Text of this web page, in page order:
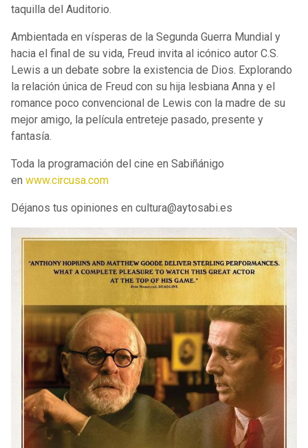
taquilla del Auditorio.
Ambientada en vísperas de la Segunda Guerra Mundial y
hacia el final de su vida, Freud invita al icónico autor C.S.
Lewis a un debate sobre la existencia de Dios. Explorando
la relación única de Freud con su hija lesbiana Anna y el
romance poco convencional de Lewis con la madre de su
mejor amigo, la película entreteje pasado, presente y
fantasía.
Toda la programación del cine en Sabiñánigo
en www.circusa.com
Déjanos tus opiniones en cultura@aytosabi.es